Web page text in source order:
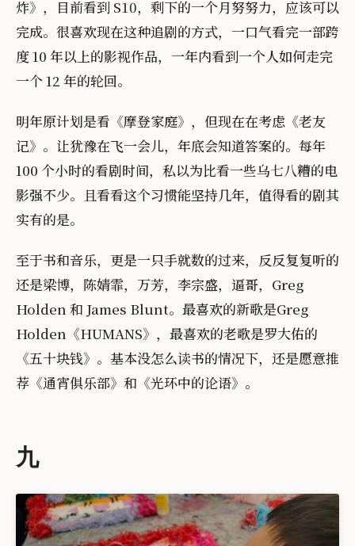
炸》，目前看到 S10，剩下的一个月努努力，应该可以
完成。很喜欢现在这种追剧的方式，一口气看完一部跨
度 10 年以上的影视作品，一年内看到一个人如何走完
一个 12 年的轮回。
明年原计划是看《摩登家庭》，但现在在考虑《老友
记》。让犹豫在飞一会儿，年底会知道答案的。每年
100 个小时的看剧时间，私以为比看一些乌七八糟的电
影强不少。且看看这个习惯能坚持几年，值得看的剧其
实有的是。
至于书和音乐，更是一只手就数的过来，反反复复听的
还是梁博，陈婧霏，万芳，李宗盛，逼哥，Greg
Holden 和 James Blunt。最喜欢的新歌是Greg
Holden《HUMANS》，最喜欢的老歌是罗大佑的
《五十块钱》。基本没怎么读书的情况下，还是愿意推
荐《通宵俱乐部》和《光环中的论语》。
九